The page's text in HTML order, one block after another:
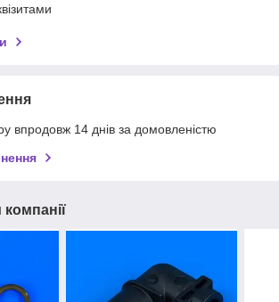
впродовж 14 днів за домовленістю
компанії